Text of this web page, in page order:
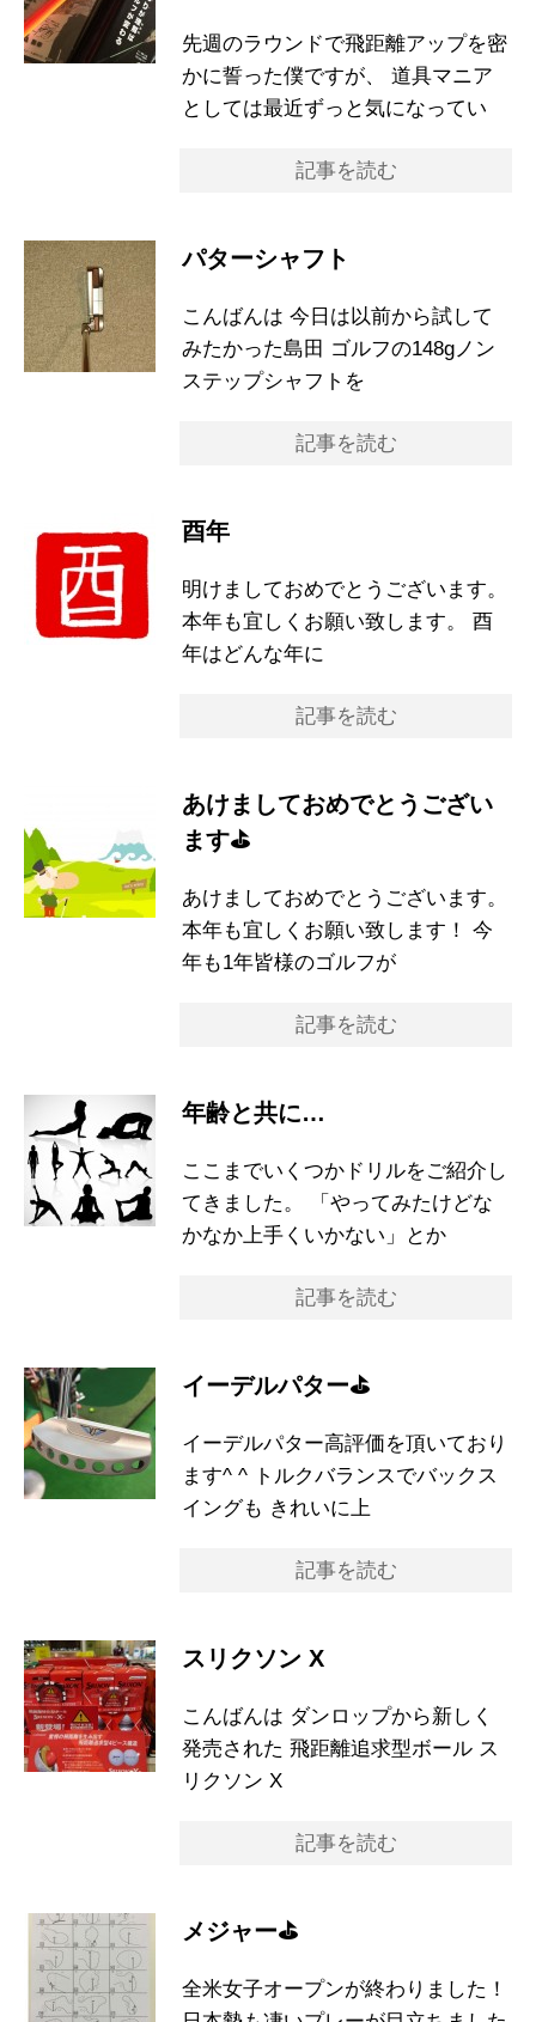
先週のラウンドで飛距離アップを密
かに誓った僕ですが、 道具マニア
としては最近ずっと気になってい
記事を読む
パターシャフト
こんばんは 今日は以前から試して
みたかった島田 ゴルフの148gノン
ステップシャフトを
記事を読む
酉年
明けましておめでとうございます。
本年も宜しくお願い致します。 酉
年はどんな年に
記事を読む
あけましておめでとうござい
ます⛳️
あけましておめでとうございます。
本年も宜しくお願い致します！ 今
年も1年皆様のゴルフが
記事を読む
年齢と共に…
ここまでいくつかドリルをご紹介し
てきました。 「やってみたけどな
かなか上手くいかない」とか
記事を読む
イーデルパター⛳️
イーデルパター高評価を頂いており
ます^ ^ トルクバランスでバックス
イングも きれいに上
記事を読む
スリクソン X
こんばんは ダンロップから新しく
発売された 飛距離追求型ボール ス
リクソン X
記事を読む
メジャー⛳️
全米女子オープンが終わりました！